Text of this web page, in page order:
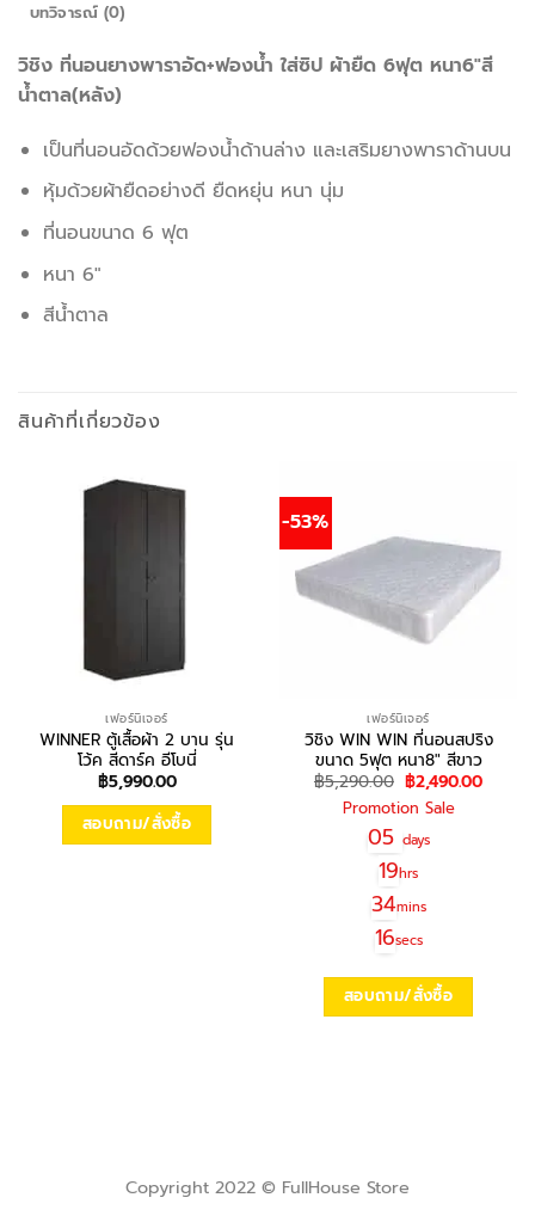
บทวิจารณ์ (0)
วิชิง ที่นอนยางพาราอัด+ฟองน้ำ ใส่ซิป ผ้ายืด 6ฟุต หนา6″สี
น้ำตาล(หลัง)
เป็นที่นอนอัดด้วยฟองน้ำด้านล่าง และเสริมยางพาราด้านบน
หุ้มด้วยผ้ายืดอย่างดี ยืดหยุ่น หนา นุ่ม
ที่นอนขนาด 6 ฟุต
หนา 6″
สีน้ำตาล
สินค้าที่เกี่ยวข้อง
เฟอร์นิเจอร์
WINNER ตู้เสื้อผ้า 2 บาน รุ่น
โว้ค สีดาร์ค อีโบนี่
฿5,990.00
สอบถาม/สั่งซื้อ
-53%
เฟอร์นิเจอร์
วิชิง WIN WIN ที่นอนสปริง
ขนาด 5ฟุต หนา8″ สีขาว
฿5,290.00 Original
price
was:
฿2,490.00
Promotion Sale
05 days
19hrs
34mins
16secs
สอบถาม/สั่งซื้อ
Copyright 2022 © FullHouse Store